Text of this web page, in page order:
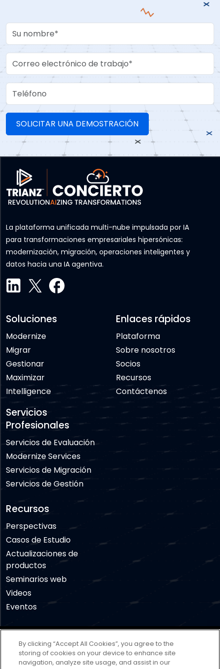
Your Name
Work Email
Teléfono
La plataforma unificada multi-nube impulsada por IA
para transformaciones empresariales hipersónicas:
modernización, migración, operaciones inteligentes y
datos hacia una IA agentiva.
Soluciones
Modernize
Migrar
Gestionar
Maximizar
Intelligence
Servicios
Profesionales
Servicios de Evaluación
Modernize Services
Servicios de Migración
Servicios de Gestión
Enlaces rápidos
Plataforma
Sobre nosotros
Socios
Recursos
Contáctenos
Recursos
Perspectivas
Casos de Estudio
Actualizaciones de
productos
Seminarios web
Videos
Eventos
Política de privacidad Política de cookies
Cookies Settings
By clicking “Accept All Cookies”, you agree to the
storing of cookies on your device to enhance site
navigation, analyze site usage, and assist in our